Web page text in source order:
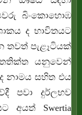
බිංකොහොඹ
ද භාවිතයට
තවත් පැළෑටියක්
යනුවෙන්
නාමය සහිත එය
පවා දුර්ලභව
අයත් Swertia